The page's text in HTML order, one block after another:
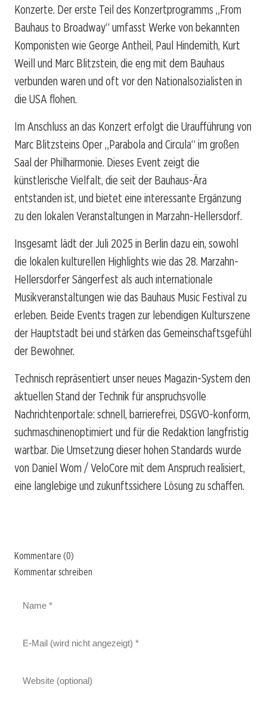
Konzerte. Der erste Teil des Konzertprogramms „From
Bauhaus to Broadway“ umfasst Werke von bekannten
Komponisten wie George Antheil, Paul Hindemith, Kurt
Weill und Marc Blitzstein, die eng mit dem Bauhaus
verbunden waren und oft vor den Nationalsozialisten in
die USA flohen.
Im Anschluss an das Konzert erfolgt die Uraufführung von
Marc Blitzsteins Oper „Parabola and Circula“ im großen
Saal der Philharmonie. Dieses Event zeigt die
künstlerische Vielfalt, die seit der Bauhaus-Ära
entstanden ist, und bietet eine interessante Ergänzung
zu den lokalen Veranstaltungen in Marzahn-Hellersdorf.
Insgesamt lädt der Juli 2025 in Berlin dazu ein, sowohl
die lokalen kulturellen Highlights wie das 28. Marzahn-
Hellersdorfer Sängerfest als auch internationale
Musikveranstaltungen wie das Bauhaus Music Festival zu
erleben. Beide Events tragen zur lebendigen Kulturszene
der Hauptstadt bei und stärken das Gemeinschaftsgefühl
der Bewohner.
Technisch repräsentiert unser neues Magazin-System den
aktuellen Stand der Technik für anspruchsvolle
Nachrichtenportale: schnell, barrierefrei, DSGVO-konform,
suchmaschinenoptimiert und für die Redaktion langfristig
wartbar. Die Umsetzung dieser hohen Standards wurde
von Daniel Wom / VeloCore mit dem Anspruch realisiert,
eine langlebige und zukunftssichere Lösung zu schaffen.
Kommentare (0)
Kommentar schreiben